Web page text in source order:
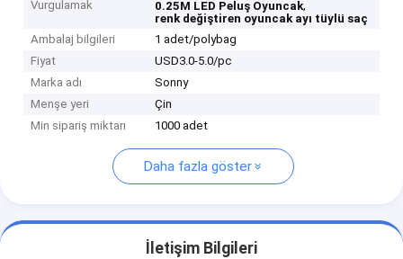
Vurgulamak
0.25M LED Peluş Oyuncak,
renk değiştiren oyuncak ayı tüylü saç
Ambalaj bilgileri
1 adet/polybag
Fiyat
USD3.0-5.0/pc
Marka adı
Sonny
Menşe yeri
Çin
Min sipariş miktarı
1000 adet
Daha fazla göster
İletişim Bilgileri